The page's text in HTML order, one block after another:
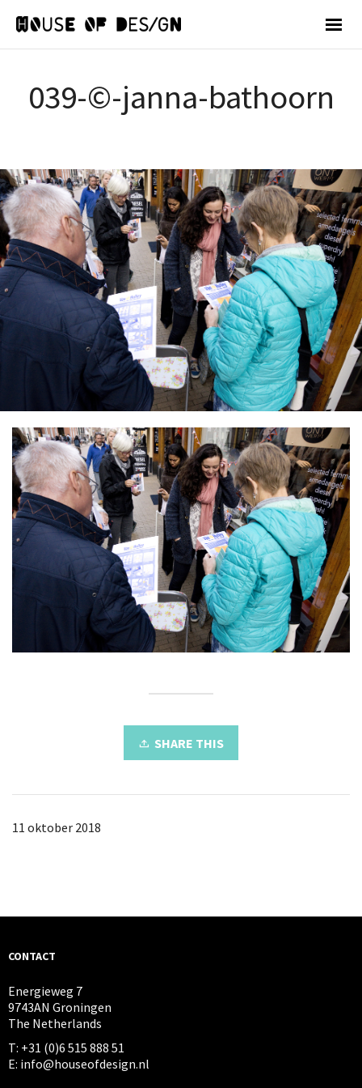
039-©-janna-bathoorn
SHARE THIS
11 oktober 2018
CONTACT
Energieweg 7
9743AN Groningen
The Netherlands
T: +31 (0)6 515 888 51
E: info@houseofdesign.nl